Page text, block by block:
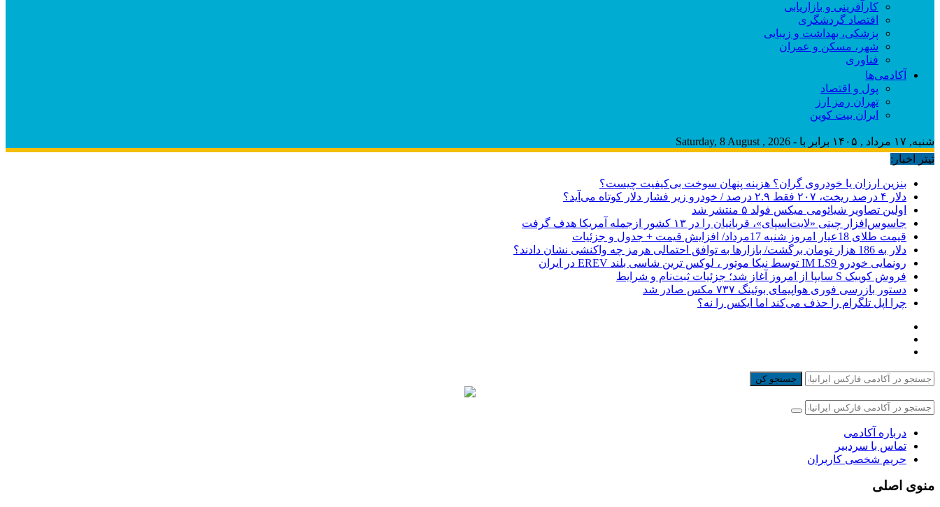
کارآفرینی و بازاریابی
اقتصاد گردشگری
پزشکی، بهداشت و زیبایی
شهر، مسکن و عمران
فناوری
آکادمی‌ها
پول و اقتصاد
تهران رمز ارز
ایران بیت کوین
شنبه, ۱۷ مرداد , ۱۴۰۵ برابر با - Saturday, 8 August , 2026
تیتر اخبار:
بنزین ارزان یا خودروی گران؟ هزینه پنهان سوخت بی‌کیفیت چیست؟
دلار ۴ درصد ریخت، ۲۰۷ فقط ۲.۹ درصد / خودرو زیر فشار دلار کوتاه می‌آید؟
اولین تصاویر شیائومی میکس فولد ۵ منتشر شد
جاسوس‌افزار چینی «لایت‌اسپای»، قربانیان را در ۱۳ کشور ازجمله آمریکا هدف گرفت
قیمت طلای 18عیار امروز شنبه 17مرداد/ افزایش قیمت + جدول و جزئیات
دلار به 186 هزار تومان برگشت/ بازارها به توافق احتمالی هرمز چه واکنشی نشان دادند؟
رونمایی خودرو IM LS9 توسط نیکا موتور ، لوکس ترین شاسی بلند EREV در ایران
فروش کوییک S سایپا از امروز آغاز شد؛ جزئیات ثبت‌نام و شرایط
دستور بازرسی فوری هواپیمای بوئینگ ۷۳۷ مکس صادر شد
چرا اپل تلگرام را حذف می‌کند اما ایکس را نه؟
جستجو کن
درباره آکادمی
تماس با سردبیر
حریم شخصی کاربران
منوی اصلی